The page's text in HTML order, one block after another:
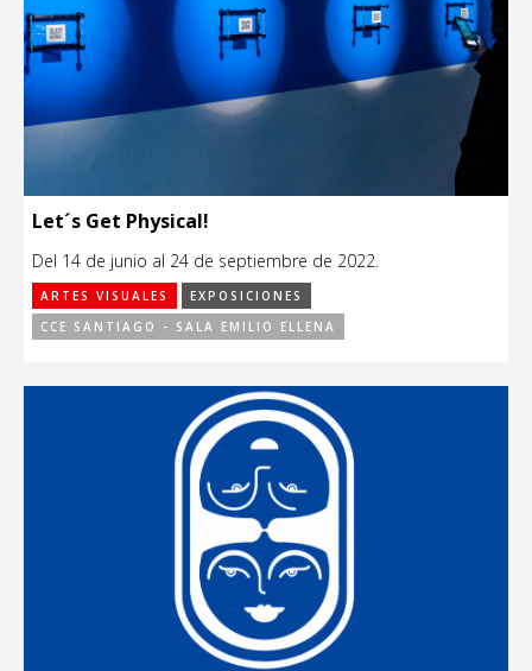
Let´s Get Physical!
Del 14 de junio al 24 de septiembre de 2022.
ARTES VISUALES
EXPOSICIONES
CCE SANTIAGO - SALA EMILIO ELLENA